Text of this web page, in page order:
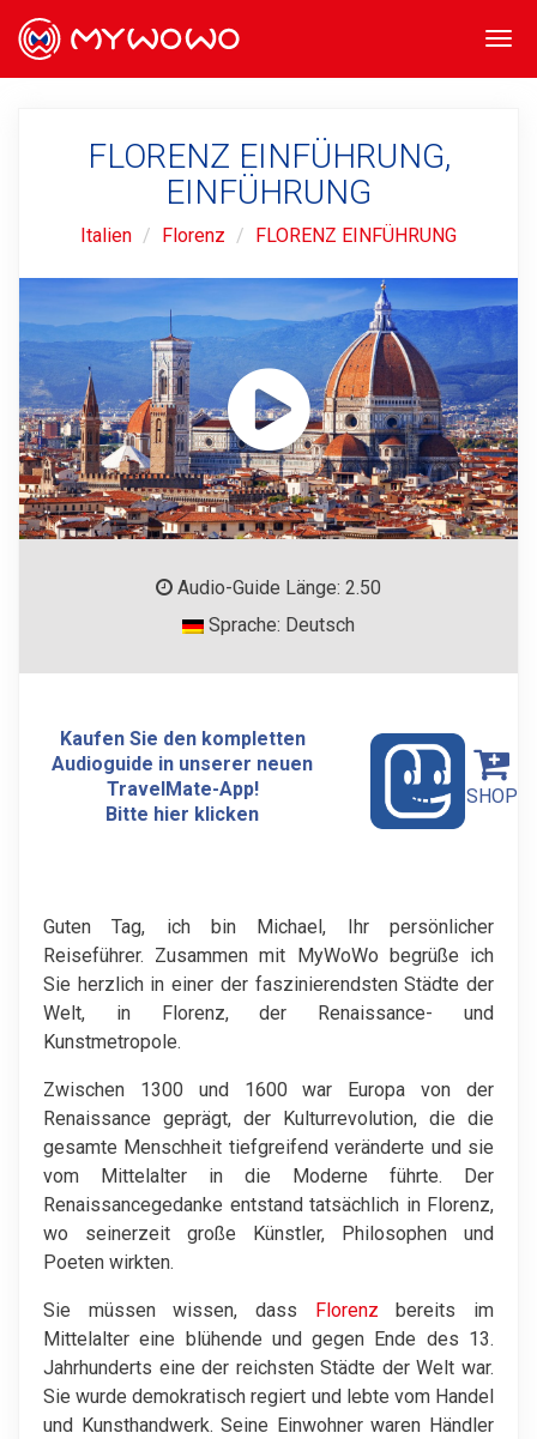
FLORENZ EINFÜHRUNG,
EINFÜHRUNG
Italien Florenz FLORENZ EINFÜHRUNG
Audio-Guide Länge: 2.50
Sprache: Deutsch
Kaufen Sie den kompletten
Audioguide in unserer neuen
TravelMate-App!
Bitte hier klicken
SHOP
Guten Tag, ich bin Michael, Ihr persönlicher
Reiseführer. Zusammen mit MyWoWo begrüße ich
Sie herzlich in einer der faszinierendsten Städte der
Welt, in Florenz, der Renaissance- und
Kunstmetropole.
Zwischen 1300 und 1600 war Europa von der
Renaissance geprägt, der Kulturrevolution, die die
gesamte Menschheit tiefgreifend veränderte und sie
vom Mittelalter in die Moderne führte. Der
Renaissancegedanke entstand tatsächlich in Florenz,
wo seinerzeit große Künstler, Philosophen und
Poeten wirkten.
Sie müssen wissen, dass Florenz bereits im
Mittelalter eine blühende und gegen Ende des 13.
Jahrhunderts eine der reichsten Städte der Welt war.
Sie wurde demokratisch regiert und lebte vom Handel
und Kunsthandwerk. Seine Einwohner waren Händler